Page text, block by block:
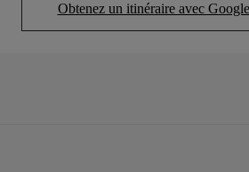
Obtenez un itinéraire avec
(Opens in